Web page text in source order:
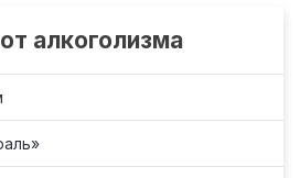
алкоголизма